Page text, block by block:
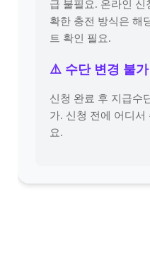
급 불필요. 온라인
확한 충전 방식은 해
트 확인 필요.
⚠️ 수단 변경 불가
신청 완료 후 지급수
가. 신청 전에 어디서
요.